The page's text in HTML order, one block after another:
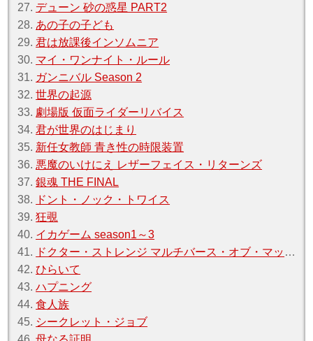
27. デューン 砂の惑星 PART2
28. あの子の子ども
29.君は放課後インソムニア
30. マイ・ワンナイト・ルール
31. ガンニバル Season 2
32.世界の起源
33. 劇場版 仮面ライダーリバイス
34.君が世界のはじまり
35. 新任女教師 青き性の時限装置
36. 悪魔のいけにえ レザーフェイス・リターンズ
37.銀魂 THE FINAL
38. ドント・ノック・トワイス
39.狂覗
40. イカゲーム season1～3
41. ドクター・ストレンジ マルチバース・オブ・マッドネス
42.ひらいて
43.ハプニング
44.食人族
45. シークレット・ジョブ